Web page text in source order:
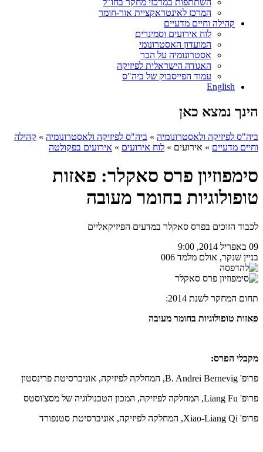
השתתפות במרכזי מחקר בחו"ל
המרכז לאינטראקציית אור-חומר
קהילה וחיים מדעיים
לוח אירועים וסמינרים
המועדון האסטרונומי
אסטרונומיה על הבר
האגודה הישראלית לפיזיקה
עמוד הפייסבוק של ביה"ס
English
הינך נמצא כאן
ביה"ס לפיזיקה ולאסטרונומיה » ביה"ס לפיזיקה ולאסטרונומיה » קהילה
וחיים מדעיים » אירועים » לוח אירועים » אירועים בפקולטה
סימפוזיון פרס סאקלר: פאזות
טופולוגיות בחומר מעובה
לכבוד הזוכים בפרס סאקלר במדעים הפיזיקאליים
09 באפריל 2014, 9:00
בניין שנקר, אולם מלמד 006
תחום המחקר לשנת 2014:
פאזות טופולוגיות בחומר מעובה
מקבלי הפרס:
פרופ' B. Andrei Bernevig, המחלקה לפיזיקה, אוניברסיטת פרינסטון
פרופ' Liang Fu, המחלקה לפיזיקה, המכון הטכנולוגיה של מסצ'וסטס
פרופ' Xiao-Liang Qi, המחלקה לפיזיקה, אוניברסיטת סטנפורד